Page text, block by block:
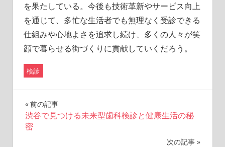
を果たしている。今後も技術革新やサービス向上
を通じて、多忙な生活者でも無理なく受診できる
仕組みや心地よさを追求し続け、多くの人々が笑
顔で暮らせる街づくりに貢献していくだろう。
検診
投
稿
前の記事
渋谷で見つける未来型歯科検診と健康生活の秘
密
次の記事